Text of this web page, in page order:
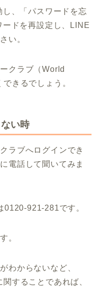
、「パスワードを忘
ドを再設定し、LINE
い。
クラブ（World
きるでしょう。
い時
ラブへログインでき
電話して聞いてみま
921-281です。
。
わからないなど、
することであれば、